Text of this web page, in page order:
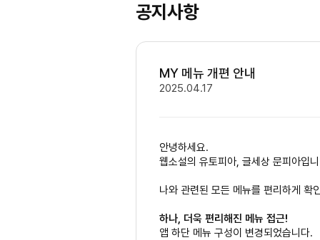
공지사항
MY 메뉴 개편 안내
2025.04.17
안녕하세요.
웹소설의 유토피아, 글세상 문피아입
나와 관련된 모든 메뉴를 편리하게 확
하나, 더욱 편리해진 메뉴 접근!
앱 하단 메뉴 구성이 변경되었습니다.